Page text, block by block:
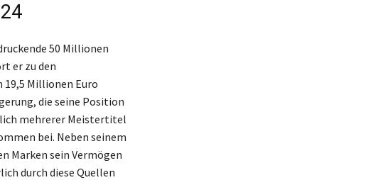
50 Millionen
er zu den
Millionen Euro
die seine Position
mehrerer Meistertitel
bei. Neben seinem
Marken sein Vermögen
durch diese Quellen